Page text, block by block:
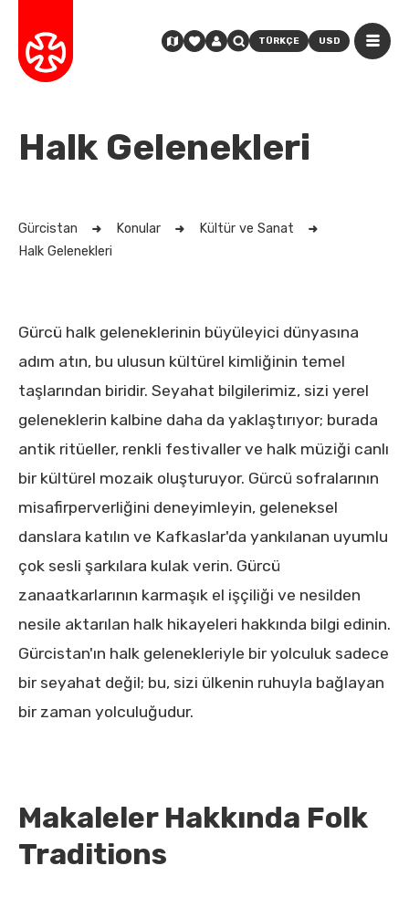
TÜRKÇE USD
Halk Gelenekleri
Gürcistan Konular
Kültür ve Sanat
Halk Gelenekleri
Gürcü halk geleneklerinin büyüleyici dünyasına
adım atın, bu ulusun kültürel kimliğinin temel
taşlarından biridir. Seyahat bilgilerimiz, sizi yerel
geleneklerin kalbine daha da yaklaştırıyor; burada
antik ritüeller, renkli festivaller ve halk müziği canlı
bir kültürel mozaik oluşturuyor. Gürcü sofralarının
misafirperverliğini deneyimleyin, geleneksel
danslara katılın ve Kafkaslar'da yankılanan uyumlu
çok sesli şarkılara kulak verin. Gürcü
zanaatkarlarının karmaşık el işçiliği ve nesilden
nesile aktarılan halk hikayeleri hakkında bilgi edinin.
Gürcistan'ın halk gelenekleriyle bir yolculuk sadece
bir seyahat değil; bu, sizi ülkenin ruhuyla bağlayan
bir zaman yolculuğudur.
Makaleler Hakkında Folk
Traditions